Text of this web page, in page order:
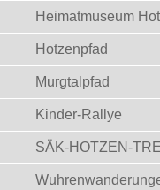
Heimatmuseum
Hotzenpfad
Murgtalpfad
Kinder-Rallye
SÄK-HOTZEN-